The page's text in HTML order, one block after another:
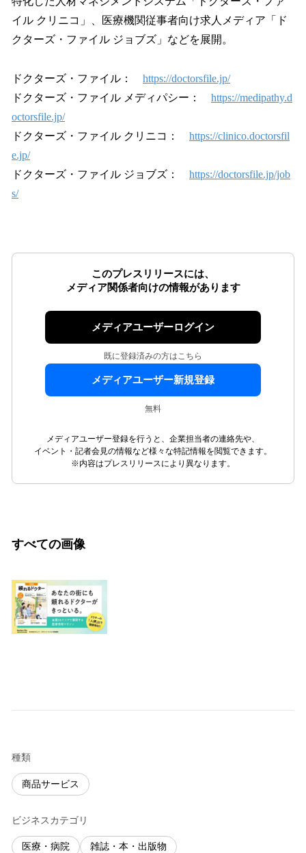
イル クリニコ」、医療機関従事者向け求人メディア「ド
クターズ・ファイル ジョブズ」などを展開。
ドクターズ・ファイル： https://doctorsfile.jp/
ドクターズ・ファイル メディパシー： https://medipathy.d
octorsfile.jp/
ドクターズ・ファイル クリニコ： https://clinico.doctorsfil
e.jp/
ドクターズ・ファイル ジョブズ： https://doctorsfile.jp/job
s/
このプレスリリースには、
メディア関係者向けの情報があります
メディアユーザーログイン
既に登録済みの方はこちら
メディアユーザー新規登録
無料
メディアユーザー登録を行うと、企業担当者の連絡先や、
イベント・記者会見の情報など様々な特記情報を閲覧できます。
※内容はプレスリリースにより異なります。
すべての画像
種類
商品サービス
ビジネスカテゴリ
医療・病院 雑誌・本・出版物